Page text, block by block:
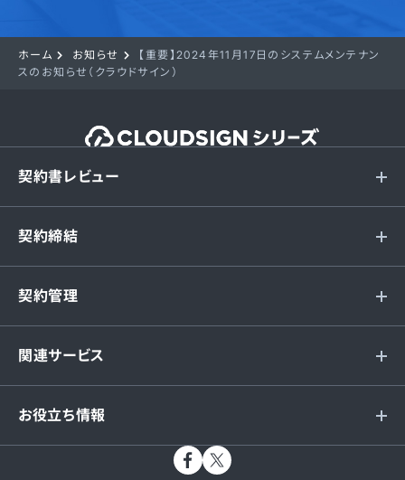
ホーム お知らせ
【重要】2024年11月17日のシステムメンテナン
スのお知らせ（クラウドサイン）
契約書レビュー
契約締結
契約管理
関連サービス
お役立ち情報